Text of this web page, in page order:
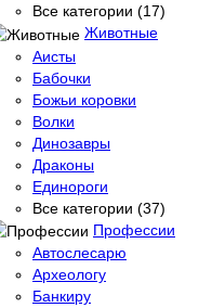
Все категории (17)
Животные
Аисты
Бабочки
Божьи коровки
Волки
Динозавры
Драконы
Единороги
Все категории (37)
Профессии
Автослесарю
Археологу
Банкиру